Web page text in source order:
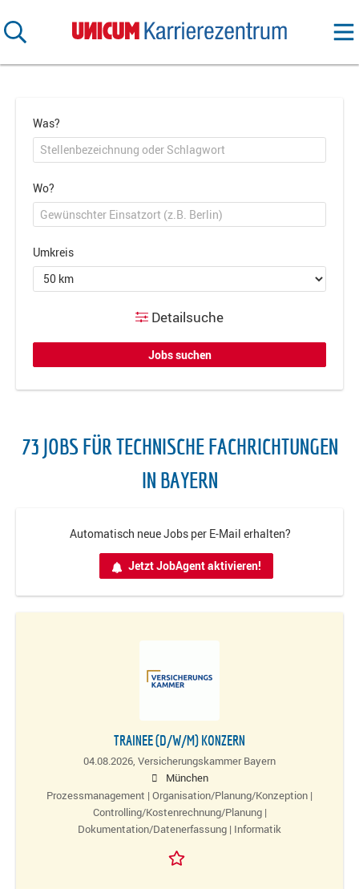
Was?
Wo?
Umkreis
Detailsuche
73 JOBS FÜR TECHNISCHE FACHRICHTUNGEN
IN BAYERN
Automatisch neue Jobs per E-Mail erhalten?
Jetzt JobAgent aktivieren!
TRAINEE (D/W/M) KONZERN
04.08.2026, Versicherungskammer Bayern
München
Prozessmanagement | Organisation/Planung/Konzeption |
Controlling/Kostenrechnung/Planung |
Dokumentation/Datenerfassung | Informatik